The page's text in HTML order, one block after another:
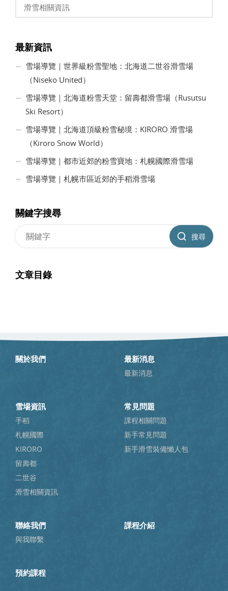
滑雪相關資訊
最新資訊
雪場導覽｜世界級粉雪聖地：北海道二世谷滑雪場
（Niseko United）
雪場導覽｜北海道粉雪天堂：留壽都滑雪場（Rusutsu
Ski Resort）
雪場導覽｜北海道頂級粉雪秘境：KIRORO 滑雪場
（Kiroro Snow World）
雪場導覽｜都市近郊的粉雪寶地：札幌國際滑雪場
雪場導覽｜札幌市區近郊的手稻滑雪場
關鍵字搜尋
搜尋
文章目錄
關於我們 最新消息
最新消息
雪場資訊
手稻
札幌國際
KIRORO
留壽都
二世谷
滑雪相關資訊
常見問題
課程相關問題
新手常見問題
新手滑雪裝備懶人包
聯絡我們
與我聯繫
課程介紹
預約課程